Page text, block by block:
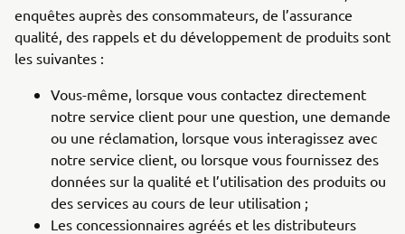
enquêtes auprès des consommateurs, de l’assurance
qualité, des rappels et du développement de produits sont
les suivantes :
Vous-même, lorsque vous contactez directement
notre service client pour une question, une demande
ou une réclamation, lorsque vous interagissez avec
notre service client, ou lorsque vous fournissez des
données sur la qualité et l’utilisation des produits ou
des services au cours de leur utilisation ;
Les concessionnaires agréés et les distributeurs